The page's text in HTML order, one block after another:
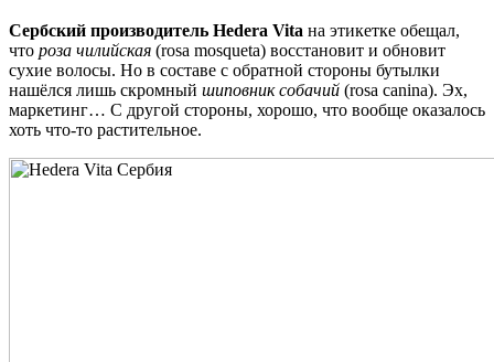
Сербский производитель Hedera Vita на этикетке обещал,
что роза чилийская (rosa mosqueta) восстановит и обновит
сухие волосы. Но в составе с обратной стороны бутылки
нашёлся лишь скромный шиповник собачий (rosa canina). Эх,
маркетинг… С другой стороны, хорошо, что вообще оказалось
хоть что-то растительное.